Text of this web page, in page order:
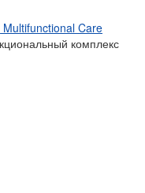
Care
комплекс